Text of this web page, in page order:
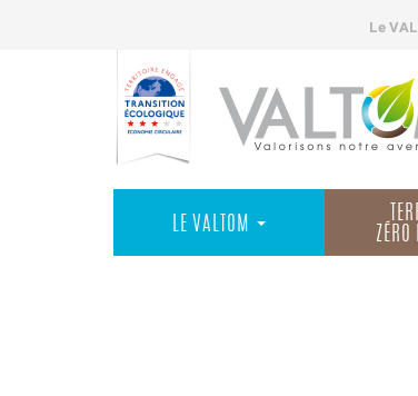
Le
LE VALTOM
ZÉRO